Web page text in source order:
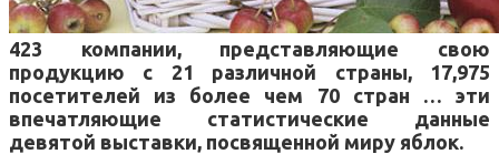
423 компании, представляющие свою
продукцию с 21 различной страны, 17,975
посетителей из более чем 70 стран … эти
впечатляющие статистические данные
девятой выставки, посвященной миру яблок.